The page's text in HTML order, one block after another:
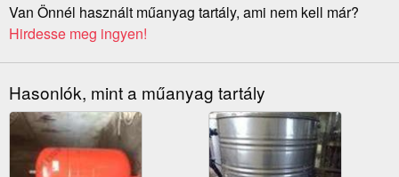
Van Önnél használt műanyag tartály, ami nem kell már?
Hirdesse meg ingyen!
Hasonlók, mint a műanyag tartály